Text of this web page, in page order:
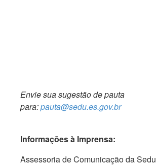
Envie sua sugestão de pauta
para:pauta@sedu.es.gov.br
Informações à Imprensa:
Assessoria de Comunicação da Sedu